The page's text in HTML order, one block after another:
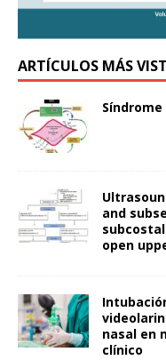
ARTÍCULOS MÁS
and
open
nasal en
clínico